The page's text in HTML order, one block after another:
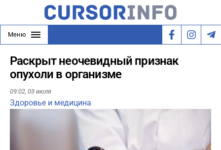
Меню
Раскрыт неочевидный признак
опухоли в организме
09:02, 03 июля
Здоровье и медицина